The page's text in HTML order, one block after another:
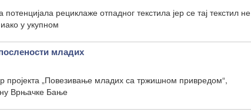
рециклаже отпадног текстила јер се тај текстил не
у укупном
младих
пројекта „Повезивање младих са тржишном привредом“,
Врњачке Бање